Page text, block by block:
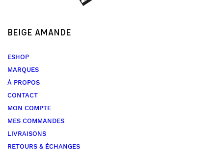
BEIGE AMANDE
ESHOP
MARQUES
À PROPOS
CONTACT
MON COMPTE
MES COMMANDES
LIVRAISONS
RETOURS & ÉCHANGES